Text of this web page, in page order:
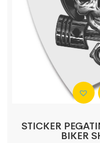
STICKER
BIKER